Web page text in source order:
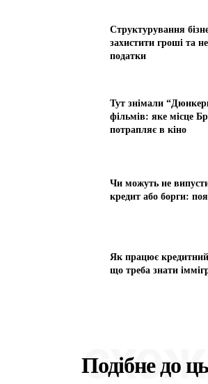
Структурування
захистити гроші та
податки
Тут знімали
фільмів: яке місце
потрапляє в кіно
Чи можуть не
кредит або борги:
Як працює
що треба знати
Подібне до